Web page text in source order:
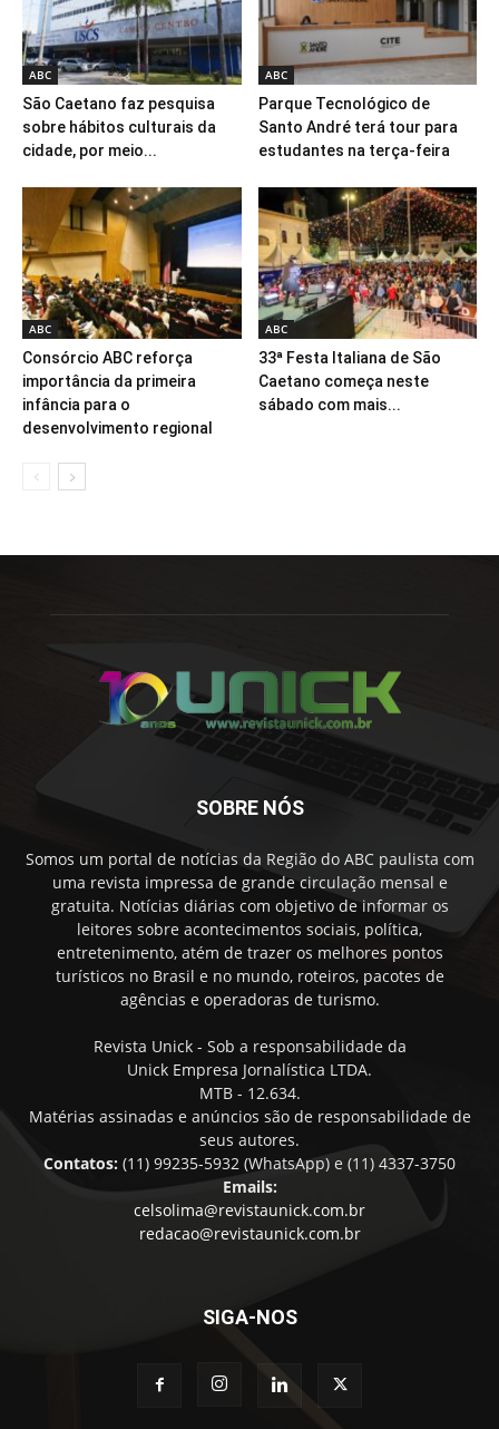
ABC
São Caetano faz pesquisa
sobre hábitos culturais da
cidade, por meio...
ABC
Parque Tecnológico de
Santo André terá tour para
estudantes na terça-feira
ABC
Consórcio ABC reforça
importância da primeira
infância para o
desenvolvimento regional
ABC
33ª Festa Italiana de São
Caetano começa neste
sábado com mais...
SOBRE NÓS
Somos um portal de notícias da Região do ABC paulista com
uma revista impressa de grande circulação mensal e
gratuita. Notícias diárias com objetivo de informar os
leitores sobre acontecimentos sociais, política,
entretenimento, atém de trazer os melhores pontos
turísticos no Brasil e no mundo, roteiros, pacotes de
agências e operadoras de turismo.
Revista Unick - Sob a responsabilidade da
Unick Empresa Jornalística LTDA.
MTB - 12.634.
Matérias assinadas e anúncios são de responsabilidade de
seus autores.
Contatos: (11) 99235-5932 (WhatsApp) e (11) 4337-3750
Emails:
celsolima@revistaunick.com.br
redacao@revistaunick.com.br
SIGA-NOS